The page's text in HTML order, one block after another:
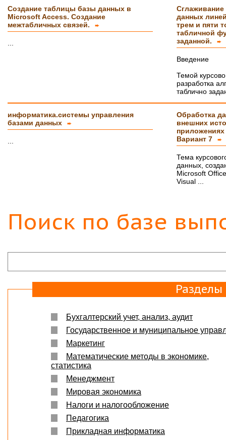
писать, заказывать дипломную работу.
Ксения
16.01.2018
СПАСИБО!!!
Вера
07.03.18
Создание таблицы базы данных в
Microsoft Access. Создание
межтабличных связей.
➨
...
Сглаживание
данных
трем и пяти
табличной
заданной.
➨
Введение
Темой
разработка
таблично
информатика.системы управления
базами данных
➨
...
Обработка
внешних
Вариант 7
➨
Тема
данных,
Microsoft
Visual ...
Поиск по базе
Бухгалтерский учет, анализ, аудит
Государственное и муниципальное
Маркетинг
Математические методы в экономике,
статистика
Менеджмент
Мировая экономика
Налоги и налогообложение
Педагогика
Прикладная информатика